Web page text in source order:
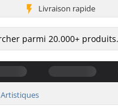
Livraison rapide
Artistiques